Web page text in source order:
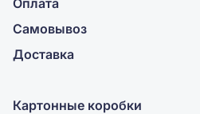
Оплата
Самовывоз
Доставка
Картонные коробки